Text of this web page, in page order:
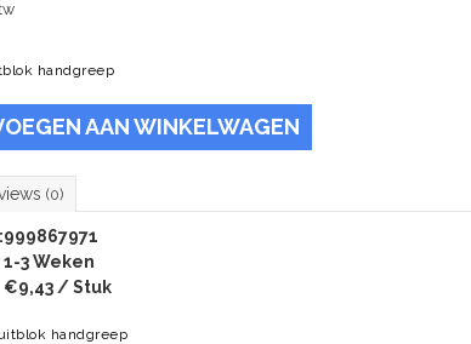
handgreep
AAN WINKELWAGEN
(0)
999867971
1-3 Weken
€9,43 / Stuk
handgreep